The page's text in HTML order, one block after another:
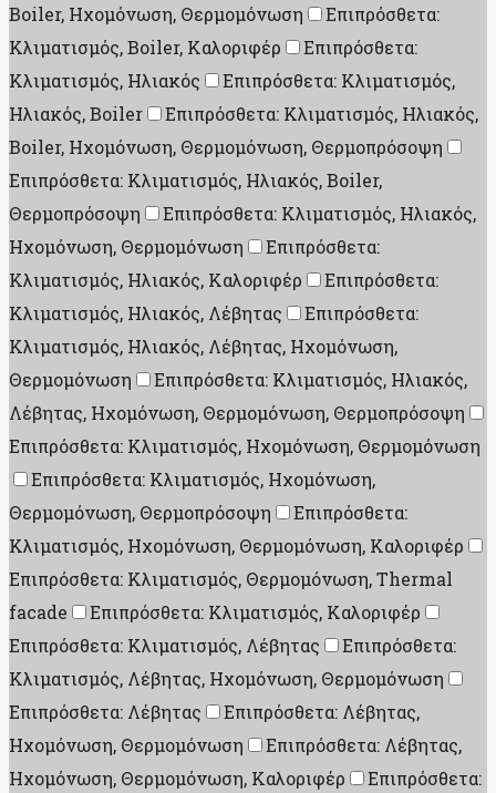
Boiler, Ηχομόνωση, Θερμομόνωση
Επιπρόσθετα:
Κλιματισμός, Boiler, Καλοριφέρ
Επιπρόσθετα:
Κλιματισμός, Ηλιακός
Επιπρόσθετα: Κλιματισμός,
Ηλιακός, Boiler
Επιπρόσθετα: Κλιματισμός, Ηλιακός,
Boiler, Ηχομόνωση, Θερμομόνωση, Θερμοπρόσοψη
Επιπρόσθετα: Κλιματισμός, Ηλιακός, Boiler,
Θερμοπρόσοψη
Επιπρόσθετα: Κλιματισμός, Ηλιακός,
Ηχομόνωση, Θερμομόνωση
Επιπρόσθετα:
Κλιματισμός, Ηλιακός, Καλοριφέρ
Επιπρόσθετα:
Κλιματισμός, Ηλιακός, Λέβητας
Επιπρόσθετα:
Κλιματισμός, Ηλιακός, Λέβητας, Ηχομόνωση,
Θερμομόνωση
Επιπρόσθετα: Κλιματισμός, Ηλιακός,
Λέβητας, Ηχομόνωση, Θερμομόνωση, Θερμοπρόσοψη
Επιπρόσθετα: Κλιματισμός, Ηχομόνωση, Θερμομόνωση
Επιπρόσθετα: Κλιματισμός, Ηχομόνωση,
Θερμομόνωση, Θερμοπρόσοψη
Επιπρόσθετα:
Κλιματισμός, Ηχομόνωση, Θερμομόνωση, Καλοριφέρ
Επιπρόσθετα: Κλιματισμός, Θερμομόνωση, Thermal
facade
Επιπρόσθετα: Κλιματισμός, Καλοριφέρ
Επιπρόσθετα: Κλιματισμός, Λέβητας
Επιπρόσθετα:
Κλιματισμός, Λέβητας, Ηχομόνωση, Θερμομόνωση
Επιπρόσθετα: Λέβητας
Επιπρόσθετα: Λέβητας,
Ηχομόνωση, Θερμομόνωση
Επιπρόσθετα: Λέβητας,
Ηχομόνωση, Θερμομόνωση, Καλοριφέρ
Επιπρόσθετα: